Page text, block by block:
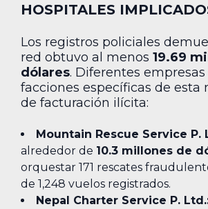
HOSPITALES
Los registros policiales
red obtuvo al menos 19.69
dólares. Diferentes
facciones específicas de esta
de facturación ilícita:
Mountain Rescue Service P.
alrededor de 10.3 millones de
orquestar 171 rescates
de 1,248 vuelos registrados.
Nepal Charter Service P.